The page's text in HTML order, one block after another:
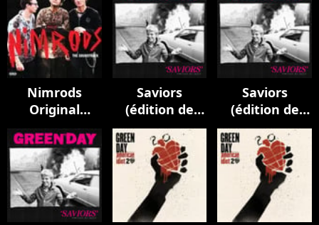
Nimrods
Original
Soundtrack
Saviors
(édition de
luxe)
Saviors
(édition de
luxe)